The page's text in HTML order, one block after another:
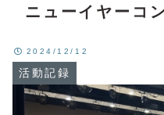
ニューイヤーコ
活動記録
2024/12/12